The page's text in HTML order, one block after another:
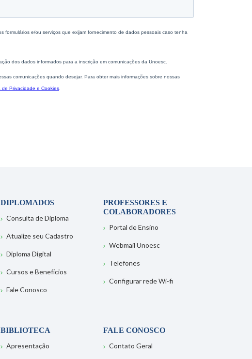
DIPLOMADOS
Consulta de Diploma
Atualize seu Cadastro
Diploma Digital
Cursos e Benefícios
Fale Conosco
PROFESSORES E
COLABORADORES
Portal de Ensino
Webmail Unoesc
Telefones
Configurar rede Wi-fi
BIBLIOTECA
Apresentação
FALE CONOSCO
Contato Geral